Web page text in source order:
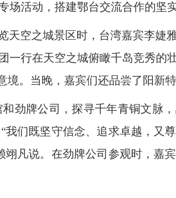
活动，搭建鄂台交流合作的坚实
天空之城景区时，台湾嘉宾李婕
一行在天空之城俯瞰千岛竞秀的
。当晚，嘉宾们还品尝了阳新
劲牌公司，探寻千年青铜文脉
们既坚守信念、追求卓越，又
凡说。在劲牌公司参观时，嘉